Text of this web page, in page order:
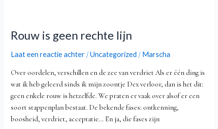
Rouw is geen rechte lijn
Laat een reactie achter /Uncategorized / Marscha
Over oordelen, verschillen en de zee van verdriet Als er één ding is
wat ik heb geleerd sinds ik mijn zoontje Dex verloor, dan is het dit:
geen enkele rouw is hetzelfde. We praten er vaak over alsof er een
soort stappenplan bestaat. De bekende fases: ontkenning,
boosheid, verdriet, acceptatie… En ja, die fases zijn
geen
lijn